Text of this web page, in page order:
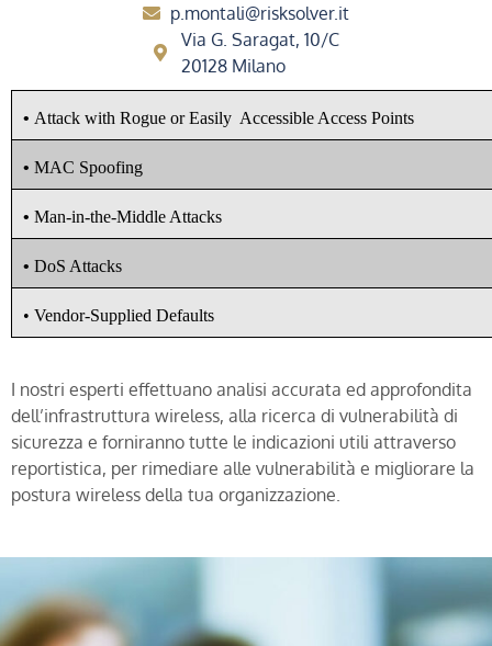
p.montali@risksolver.it
Via G. Saragat, 10/C
20128 Milano
• Attack with RogueorEasily AccessibleAccess Points
• MAC Spoofing
• Man-in-the-Middle Attacks
• DoS Attacks
• Vendor-SuppliedDefaults
I nostri esperti effettuano analisi accurata ed approfondita
dell’infrastruttura wireless, alla ricerca di vulnerabilità di
sicurezza e forniranno tutte le indicazioni utili attraverso
reportistica, per rimediare alle vulnerabilità e migliorare la
postura wireless della tua organizzazione.